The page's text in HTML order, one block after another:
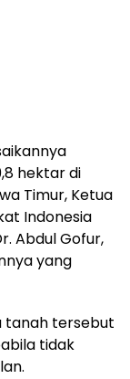
hektar di
Timur, Ketua
Indonesia
Abdul Gofur,
yang
tanah tersebut
tidak